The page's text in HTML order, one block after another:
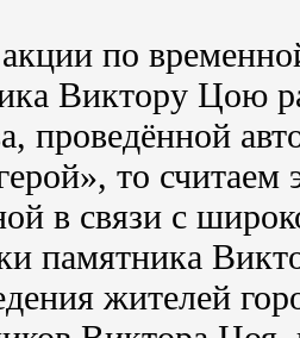
по
Виктору Цою
проведённой
то считаем
в связи с
памятника
жителей